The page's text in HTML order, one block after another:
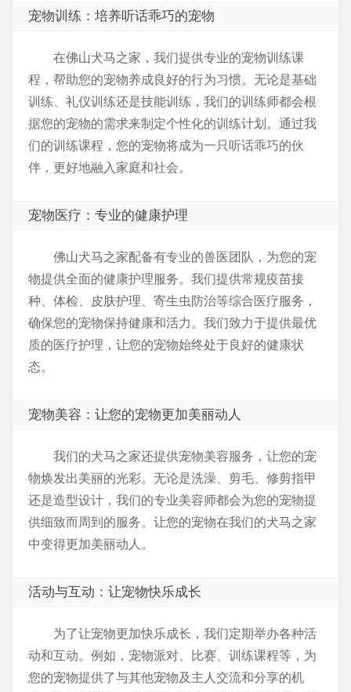
宠物训练：培养听话乖巧的宠物
在佛山犬马之家，我们提供专业的宠物训练课
程，帮助您的宠物养成良好的行为习惯。无论是基础
训练、礼仪训练还是技能训练，我们的训练师都会根
据您的宠物的需求来制定个性化的训练计划。通过我
们的训练课程，您的宠物将成为一只听话乖巧的伙
伴，更好地融入家庭和社会。
宠物医疗：专业的健康护理
佛山犬马之家配备有专业的兽医团队，为您的宠
物提供全面的健康护理服务。我们提供常规疫苗接
种、体检、皮肤护理、寄生虫防治等综合医疗服务，
确保您的宠物保持健康和活力。我们致力于提供最优
质的医疗护理，让您的宠物始终处于良好的健康状
态。
宠物美容：让您的宠物更加美丽动人
我们的犬马之家还提供宠物美容服务，让您的宠
物焕发出美丽的光彩。无论是洗澡、剪毛、修剪指甲
还是造型设计，我们的专业美容师都会为您的宠物提
供细致而周到的服务。让您的宠物在我们的犬马之家
中变得更加美丽动人。
活动与互动：让宠物快乐成长
为了让宠物更加快乐成长，我们定期举办各种活
动和互动。例如，宠物派对、比赛、训练课程等，为
您的宠物提供了与其他宠物及主人交流和分享的机